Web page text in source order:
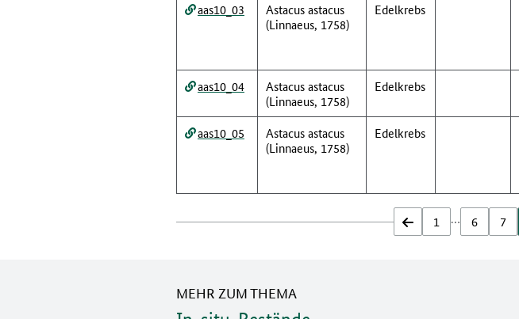
aas10_03
Astacus astacus
(Linnaeus, 1758)
Edelkrebs
aas10_04
Astacus astacus
(Linnaeus, 1758)
Edelkrebs
aas10_05
Astacus astacus
(Linnaeus, 1758)
Edelkrebs
zurück
1 … 6 7
MEHR ZUM THEMA